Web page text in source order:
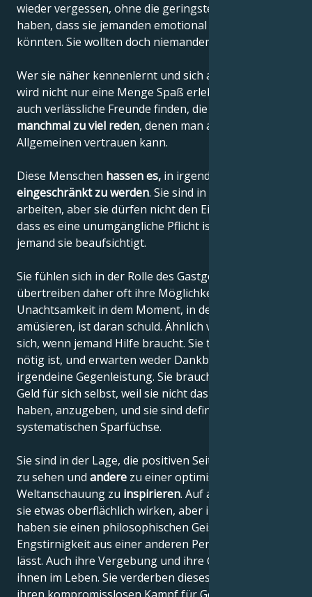
wieder vergessen, ohne die geringste Ahnung zu
haben, dass sie jemanden emotional verletzt haben
könnten. Sie wollten doch niemandem schaden, oder?
Wer sie näher kennenlernt und sich an sie gewöhnt,
wird nicht nur eine Menge Spaß erleben, sondern
auch verlässliche Freunde finden, die vielleicht
manchmal zu viel reden, denen man aber im
Allgemeinen vertrauen kann.
Diese Menschen hassen es, in irgendeiner Weise
eingeschränkt zu werden. Sie sind in der Lage, viel zu
arbeiten, aber sie dürfen nicht den Eindruck haben,
dass es eine unumgängliche Pflicht ist und dass
jemand sie beaufsichtigt.
Sie fühlen sich in der Rolle des Gastgebers wohl und
übertreiben daher oft ihre Möglichkeiten. Ihre
Unachtsamkeit in dem Moment, in dem sie sich
amüsieren, ist daran schuld. Ähnlich verhalten sie
sich, wenn jemand Hilfe braucht. Sie tun sofort, was
nötig ist, und erwarten weder Dankbarkeit noch
irgendeine Gegenleistung. Sie brauchen nicht viel
Geld für sich selbst, weil sie nicht das Bedürfnis
haben, anzugeben, und sie sind definitiv keine
systematischen Sparfüchse.
Sie sind in der Lage, die positiven Seiten des Lebens
zu sehen und andere zu einer optimistischeren
Weltanschauung zu inspirieren. Auf andere mögen
sie etwas oberflächlich wirken, aber in Wirklichkeit
haben sie einen philosophischen Geist, der sie
Engstirnigkeit aus einer anderen Perspektive sehen
lässt. Auch ihre Vergebung und ihre Güte helfen
ihnen im Leben. Sie verderben dieses "Image" durch